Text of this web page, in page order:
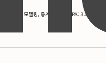
리스크 모델링, 통계 방법론. GPA: 3.8